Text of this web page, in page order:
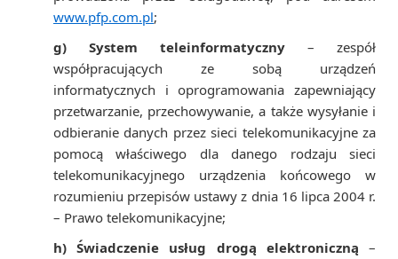
www.pfp.com.pl;
g) System teleinformatyczny – zespół
współpracujących ze sobą urządzeń
informatycznych i oprogramowania zapewniający
przetwarzanie, przechowywanie, a także wysyłanie i
odbieranie danych przez sieci telekomunikacyjne za
pomocą właściwego dla danego rodzaju sieci
telekomunikacyjnego urządzenia końcowego w
rozumieniu przepisów ustawy z dnia 16 lipca 2004 r.
– Prawo telekomunikacyjne;
h) Świadczenie usług drogą elektroniczną –